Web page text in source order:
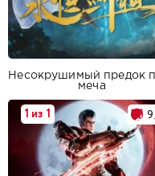
Несокрушимый предок
меча
1 из 1